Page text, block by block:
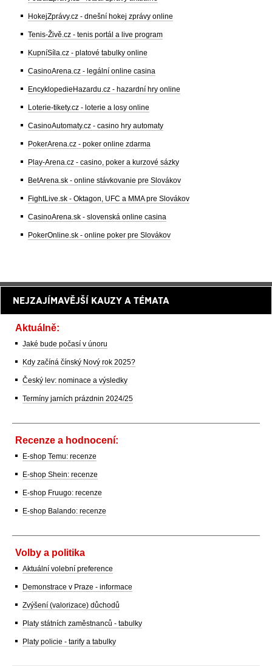
HokejZprávy.cz - dnešní hokej zprávy online
Tenis-Živě.cz - tenis portál a live program
KupníSíla.cz - platové tabulky online
CasinoArena.cz - legální online casina
EncyklopedieHazardu.cz - hazardní hry online
Loterie-tikety.cz - loterie a losy online
CasinoAutomaty.cz - casino hry automaty
PokerArena.cz - poker online zdarma
Play-Arena.cz - casino, poker a kurzové sázky
BetArena.sk - online stávkovanie pre Slovákov
FightLive.sk - Oktagon, UFC a MMA pre Slovákov
CasinoArena.sk - slovenská online casina
PokerOnline.sk - online poker pre Slovákov
NEJZAJÍMAVĚJŠÍ KAUZY A TÉMATA
Aktuálně:
Jaké bude počasí v únoru
Kdy začíná čínský Nový rok 2025?
Český lev: nominace a výsledky
Termíny jarních prázdnin 2024/25
Recenze a hodnocení:
E-shop Temu: recenze
E-shop Shein: recenze
E-shop Fruugo: recenze
E-shop Balando: recenze
Volby a politika
Aktuální volební preference
Demonstrace v Praze - informace
Zvýšení (valorizace) důchodů
Platy státních zaměstnanců - tabulky
Platy policie - tarify a tabulky